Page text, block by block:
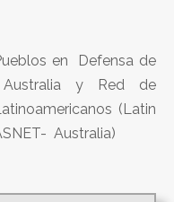
en Defensa de
y Red de
(Latin
Australia)